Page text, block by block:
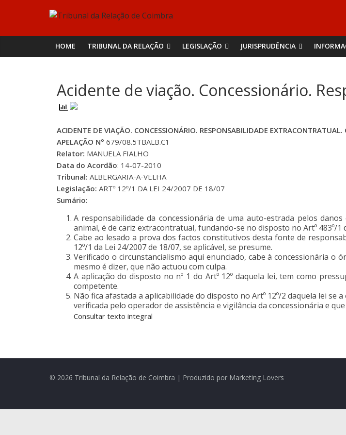
Tribunal
da
Relação
de
Coimbra
HOME TRIBUNAL DA RELAÇÃO LEGISLAÇÃO JURISPRUDÊNCIA
Acidente de viação. Concessionário.
ACIDENTE DE VIAÇÃO. CONCESSIONÁRIO. RESPONSABILIDADE
APELAÇÃO Nº 679/08.5TBALB.C1
Relator: MANUELA FIALHO
Data do Acordão: 14-07-2010
Tribunal: ALBERGARIA-A-VELHA
Legislação: ARTº 12º/1 DA LEI 24/2007 DE 18/07
Sumário:
A responsabilidade da concessionária de uma auto-estrada pelos
animal, é de cariz extracontratual, fundando-se no disposto no Artº 483º/1
Cabe ao lesado a prova dos factos constitutivos desta fonte de
12º/1 da Lei 24/2007 de 18/07, se aplicável, se presume.
Verificado o circunstancialismo aqui enunciado, cabe à concessionária o
mesmo é dizer, que não actuou com culpa.
A aplicação do disposto no nº 1 do Artº 12º daquela lei, tem como
competente.
Não fica afastada a aplicabilidade do disposto no Artº 12º/2 daquela lei
verificada pelo operador de assistência e vigilância da concessionária e
Consultar texto integral
© 2026 Tribunal da Relação de Coimbra | Produzido por Marketing Lovers